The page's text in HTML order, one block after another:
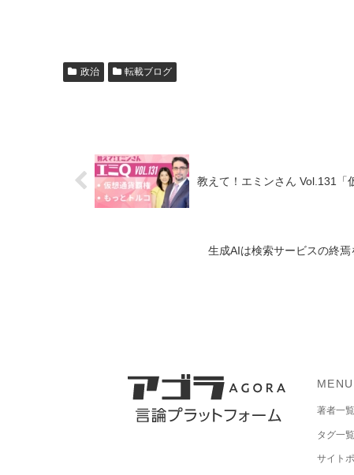
政治 転載ブログ
教えて！エミンさん Vol.131「
生成AIは検索サービスの終
MENU
著者一覧
タグ一覧
サイト